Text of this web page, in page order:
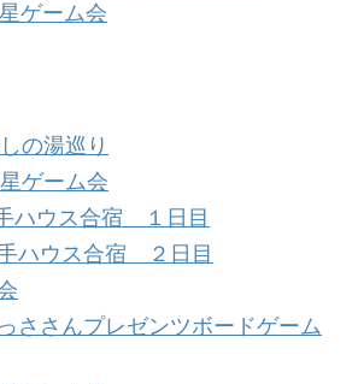
ゲーム会
の湯巡り
ゲーム会
ハウス合宿 １日目
ハウス合宿 ２日目
ささんプレゼンツボードゲーム